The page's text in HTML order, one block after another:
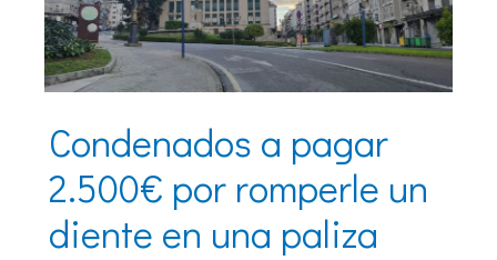
Condenados a pagar
2.500€ por romperle un
diente en una paliza